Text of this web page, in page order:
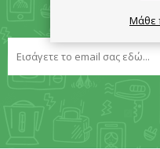
Μάθε